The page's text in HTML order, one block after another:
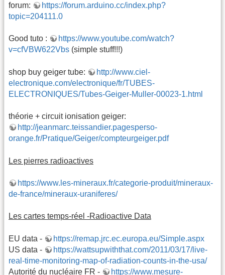
forum:
https://forum.arduino.cc/index.php?
topic=204111.0
Good tuto :
https://www.youtube.com/watch?
v=cfVBW622Vbs (simple stuff!!!)
shop buy geiger tube:
http://www.ciel-
electronique.com/electronique/fr/TUBES-
ELECTRONIQUES/Tubes-Geiger-Muller-00023-1.html
théorie + circuit ionisation geiger:
http://jeanmarc.teissandier.pagesperso-
orange.fr/Pratique/Geiger/compteurgeiger.pdf
Les pierres radioactives
https://www.les-mineraux.fr/categorie-produit/mineraux-
de-france/mineraux-uraniferes/
Les cartes temps-réel -Radioactive Data
EU data -
https://remap.jrc.ec.europa.eu/Simple.aspx
US data -
https://wattsupwiththat.com/2011/03/17/live-
real-time-monitoring-map-of-radiation-counts-in-the-usa/
Autorité du nucléaire FR -
https://www.mesure-